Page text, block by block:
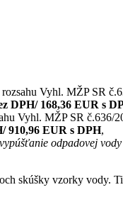
Vyhl. MŽP SR
DPH/ 168,36 EUR s
Vyhl. MŽP SR
910,96 EUR s DPH,
odpadovej
skúšky vzorky vody.